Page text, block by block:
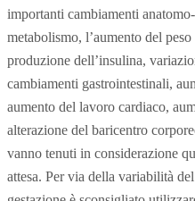
importanti cambiamenti
metabolismo, l’aumento del
produzione dell’insulina,
cambiamenti gastrointestinali,
aumento del lavoro cardiaco,
alterazione del baricentro
vanno tenuti in considerazione
attesa. Per via della variabilità